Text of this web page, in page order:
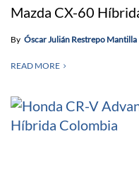
Mazda CX-60
By Óscar Julián Restrepo Mantilla
READ MORE